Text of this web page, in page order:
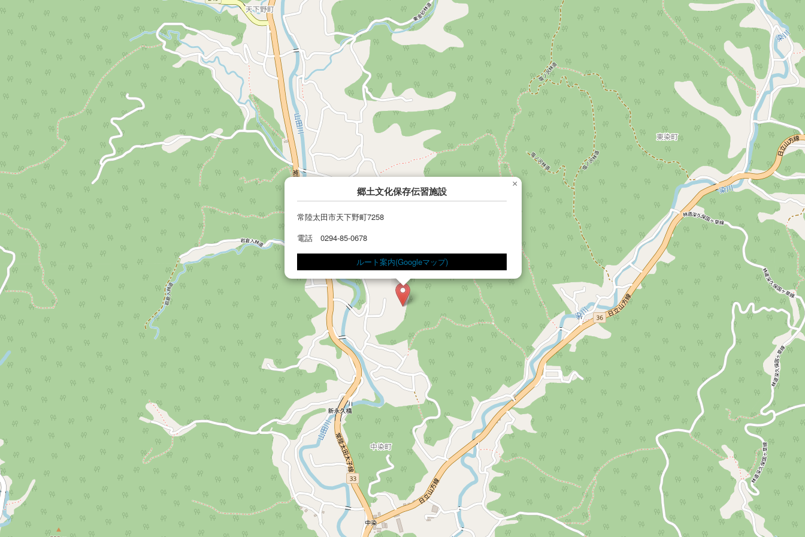
郷土文化保存伝習施設
常陸太田市天下野町7258
電話 0294-85-0678
ルート案内(Googleマップ)
×